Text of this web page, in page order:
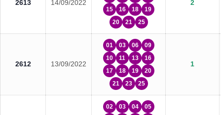
2613 14/09/2022
15
16 18
19
20
21 25
2
2612 13/09/2022
01 03 06
09
10
11 13
16
17
18 19
20
21
23 25
1
02 03 04
05